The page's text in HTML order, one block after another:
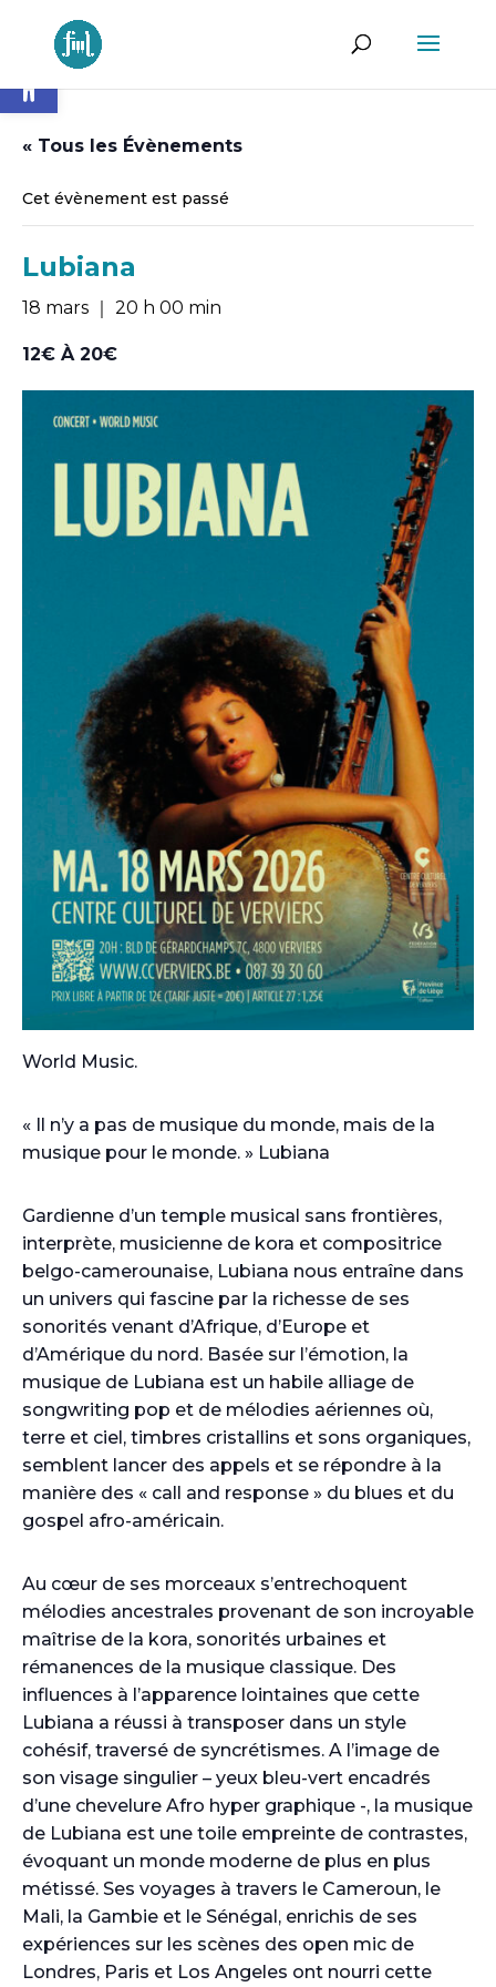
Ouvrir la barre d’outils
« Tous les Évènements
Cet évènement est passé
Lubiana
18 mars ｜ 20 h 00 min
12€ À 20€
World Music.
« Il n’y a pas de musique du monde, mais de la
musique pour le monde. » Lubiana
Gardienne d’un temple musical sans frontières,
interprète, musicienne de kora et compositrice
belgo-camerounaise, Lubiana nous entraîne dans
un univers qui fascine par la richesse de ses
sonorités venant d’Afrique, d’Europe et
d’Amérique du nord. Basée sur l’émotion, la
musique de Lubiana est un habile alliage de
songwriting pop et de mélodies aériennes où,
terre et ciel, timbres cristallins et sons organiques,
semblent lancer des appels et se répondre à la
manière des « call and response » du blues et du
gospel afro-américain.
Au cœur de ses morceaux s’entrechoquent
mélodies ancestrales provenant de son incroyable
maîtrise de la kora, sonorités urbaines et
rémanences de la musique classique. Des
influences à l’apparence lointaines que cette
Lubiana a réussi à transposer dans un style
cohésif, traversé de syncrétismes. A l’image de
son visage singulier – yeux bleu-vert encadrés
d’une chevelure Afro hyper graphique -, la musique
de Lubiana est une toile empreinte de contrastes,
évoquant un monde moderne de plus en plus
métissé. Ses voyages à travers le Cameroun, le
Mali, la Gambie et le Sénégal, enrichis de ses
expériences sur les scènes des open mic de
Londres, Paris et Los Angeles ont nourri cette